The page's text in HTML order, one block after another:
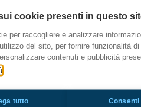
- L’ultimo giorno
Questo è il
il programma di
08.00 che racconta la
Oggi per l’ultimo
Scaravello-Ghini di
cookie presenti in questo
per raccogliere e analizzare
del sito, per fornire funzionalità
contenuti e pubblicità
tutto Consenti